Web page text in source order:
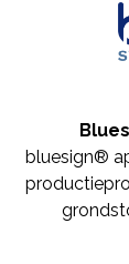
bluesign®